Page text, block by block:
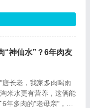
“神仙水”？6年肉友
唐长老，我家多肉喝雨
米水更有营养，这俩能
年多肉的"老母亲"，我